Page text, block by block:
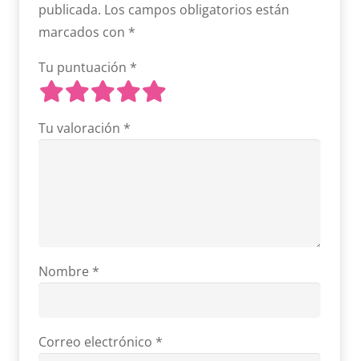
publicada. Los campos obligatorios están
marcados con *
Tu puntuación *
Tu valoración *
Nombre *
Correo electrónico *